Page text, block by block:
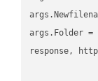
args.Folder =
response,